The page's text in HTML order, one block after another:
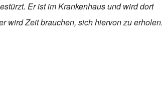
Er ist im Krankenhaus und wird dort
wird Zeit brauchen, sich hiervon zu